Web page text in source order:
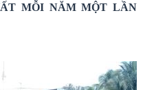
MỖI NĂM MỘT LẦN